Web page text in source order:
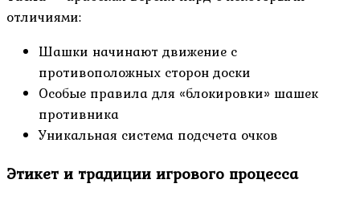
отличиями:
Шашки начинают движение с
противоположных сторон доски
Особые правила для «блокировки» шашек
противника
Уникальная система подсчета очков
Этикет и традиции игрового процесса